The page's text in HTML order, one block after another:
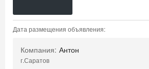
Дата размещения объявления:
Компания: Антон
г.Саратов